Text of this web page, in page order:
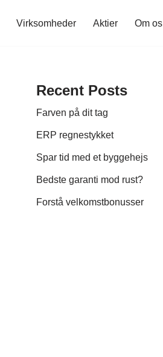
Virksomheder Aktier Om os
Recent Posts
Farven på dit tag
ERP regnestykket
Spar tid med et byggehejs
Bedste garanti mod rust?
Forstå velkomstbonusser